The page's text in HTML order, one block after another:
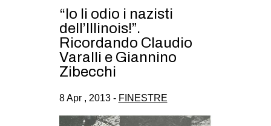
ABOUT
AREA
DEGENERAZIONE
GAZA FREESTYLE
CSOA LAMBRETTA
“Io li odio i nazisti
dell’Illinois!”.
Ricordando Claudio
Varalli e Giannino
Zibecchi
8 Apr , 2013 - FINESTRE